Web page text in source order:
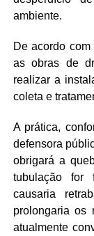
ambiente.
De acordo
as obras de
realizar a
coleta e
A prática,
defensora
obrigará a
tubulação for
causaria
prolongaria os
atualmente